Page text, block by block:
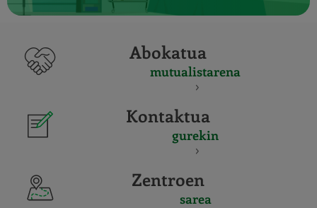
Abokatua
mutualistarena
Kontaktua
gurekin
Zentroen
sarea